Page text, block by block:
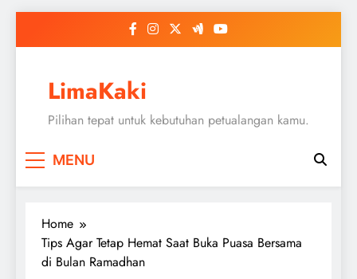
LimaKaki
Pilihan tepat untuk kebutuhan petualangan kamu.
MENU
Home
Tips Agar Tetap Hemat Saat Buka Puasa Bersama
di Bulan Ramadhan